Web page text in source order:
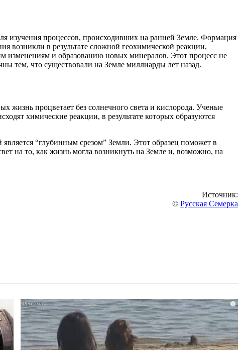
изучения процессов, происходивших на ранней Земле. Формация
возникли в результате сложной геохимической реакции,
изменениям и образованию новых минералов. Этот процесс не
тем, что существовали на Земле миллиарды лет назад.
жизнь процветает без солнечного света и кислорода. Ученые
химические реакции, в результате которых образуются
“глубинным срезом” Земли. Этот образец поможет в
на то, как жизнь могла возникнуть на Земле и, возможно, на
Источник:
© Русская Семерка
i